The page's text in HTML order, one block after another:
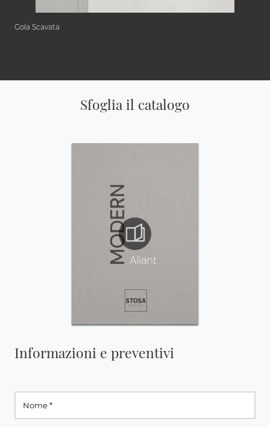
Gola Scavata
Sfoglia il catalogo
Informazioni e preventivi